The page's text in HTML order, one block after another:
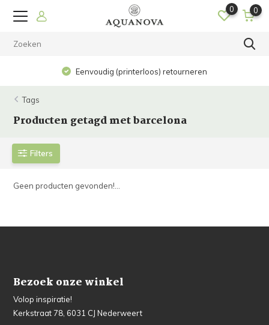
0 0
Eenvoudig (printerloos) retourneren
Tags
Producten getagd met barcelona
Filters
Geen producten gevonden!...
Bezoek onze winkel
Volop inspiratie!
Kerkstraat 78, 6031 CJ Nederweert